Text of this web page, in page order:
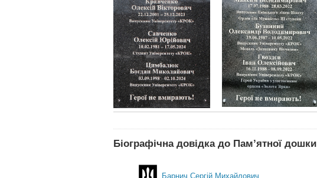
Біографічна довідка до Пам’ятної дошки
Барнич Сергій Михайлович